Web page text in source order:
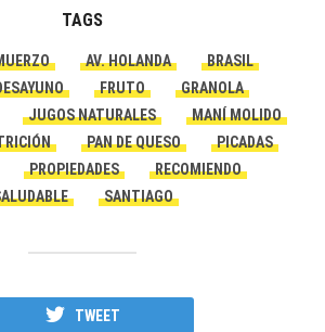
TAGS
AV. HOLANDA
BRASIL
FRUTO
GRANOLA
JUGOS NATURALES
MANÍ MOLIDO
PAN DE QUESO
PICADAS
PROPIEDADES
RECOMIENDO
SANTIAGO
TWEET